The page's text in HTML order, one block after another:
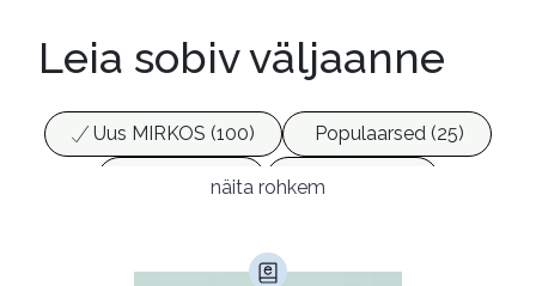
Leia sobiv väljaanne
Uus MIRKOS (100)
Populaarsed (25)
Ajakirjad (17)
Ajalugu (165)
Audioperioodika
Biograafiad (229)
näita rohkem